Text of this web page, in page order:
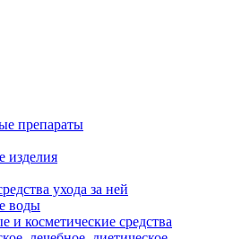
препараты
изделия
ухода за ней
воды
косметические средства